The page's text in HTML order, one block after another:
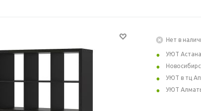
Нет в
УЮТ Астана
УЮТ в тц
УЮТ